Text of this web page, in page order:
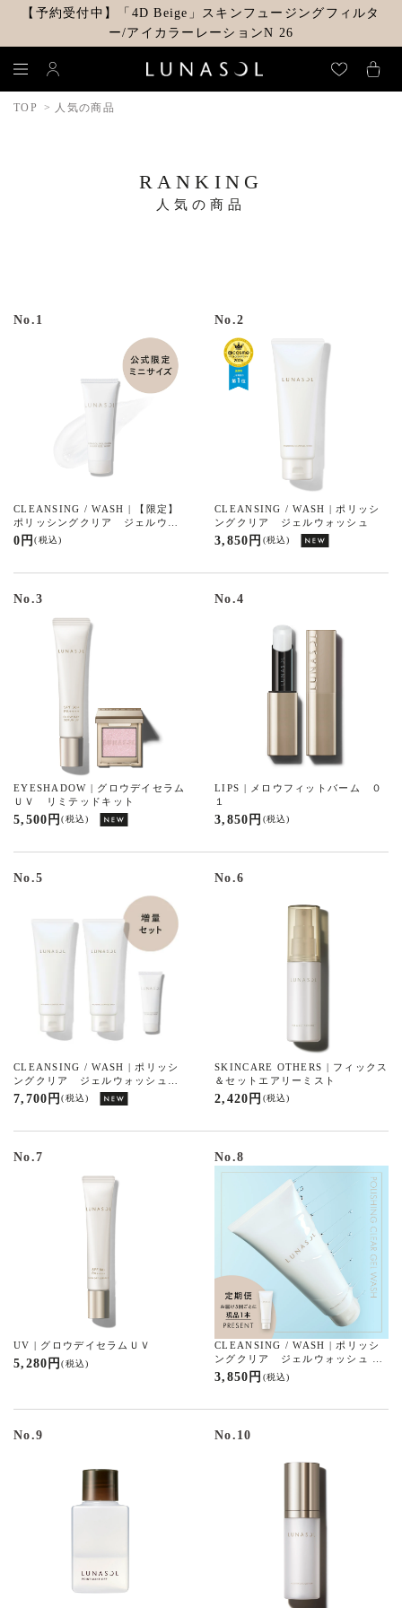
【予約受付中】「4D Beige」スキンフュージングフィルタ
ー/アイカラーレーションN 26
TOP 人気の商品
RANKING
人気の商品
No.1
CLEANSING / WASH | 【限定】
ポリッシングクリア ジェルウォ
ッシュ ミニサイズ（15g）
(税込)
0 円
No.2
CLEANSING / WASH | ポリッシ
ングクリア ジェルウォッシュ
(税込)
3,850 円
No.3
EYESHADOW | グロウデイセラム
ＵＶ リミテッドキット
(税込)
5,500 円
No.4
LIPS | メロウフィットバーム ０
１
(税込)
3,850 円
No.5
CLEANSING / WASH | ポリッシ
ングクリア ジェルウォッシュ増
量セット (税込)
7,700 円
No.6
SKINCARE OTHERS | フィックス
＆セットエアリーミスト
(税込)
2,420 円
No.7
UV | グロウデイセラムＵＶ
(税込)
5,280 円
No.8
CLEANSING / WASH | ポリッシ
ングクリア ジェルウォッシュ 定
期便
(税込)
3,850 円
No.9 No.10